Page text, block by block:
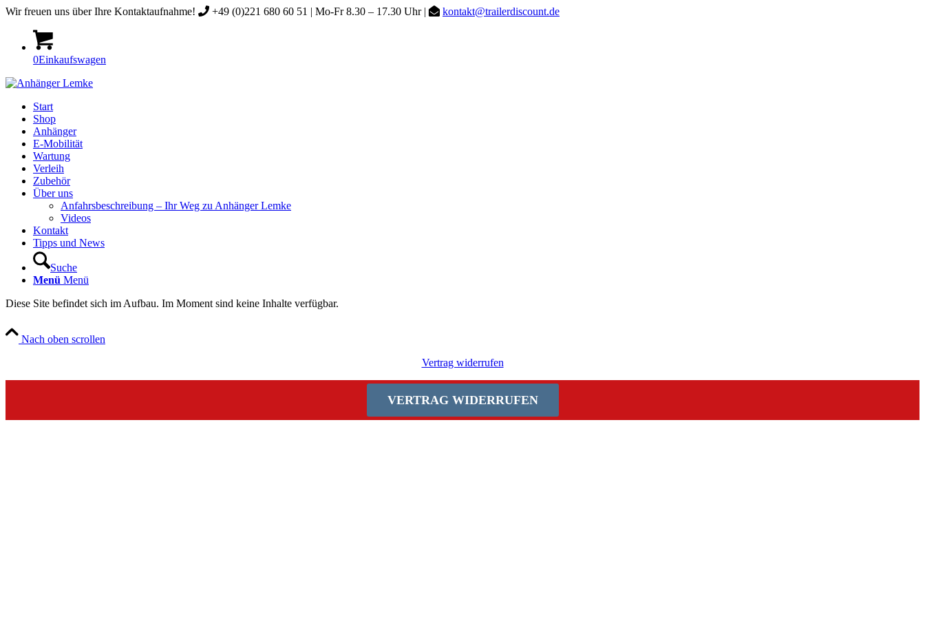
Wir freuen uns über Ihre Kontaktaufnahme! +49 (0)221 680 60 51 | Mo-Fr 8.30 – 17.30 Uhr | kontakt@trailerdiscount.de
0Einkaufswagen
Start
Shop
Anhänger
E-Mobilität
Wartung
Verleih
Zubehör
Über uns
Anfahrsbeschreibung – Ihr Weg zu Anhänger Lemke
Videos
Kontakt
Tipps und News
Suche
Menü Menü
Diese Site befindet sich im Aufbau. Im Moment sind keine Inhalte verfügbar.
Nach oben scrollen
Vertrag widerrufen
VERTRAG WIDERRUFEN